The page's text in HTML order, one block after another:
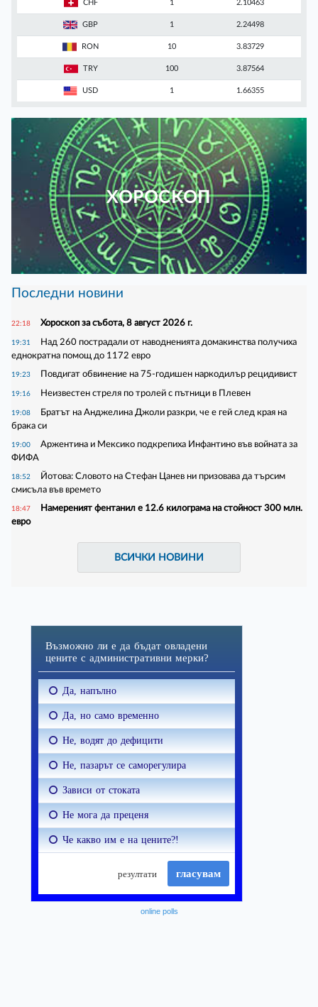
CHF 1 2.10463
GBP 1 2.24498
RON 10 3.83729
TRY 100 3.87564
USD 1 1.66355
ХОРОСКОП
Последни новини
22:18 Хороскоп за събота, 8 август 2026 г.
19:31
Над 260 пострадали от наводненията домакинства получиха
еднократна помощ до 1172 евро
19:23 Повдигат обвинение на 75-годишен наркодилър рецидивист
19:16 Неизвестен стреля по тролей с пътници в Плевен
19:08
Братът на Анджелина Джоли разкри, че е гей след края на
брака си
19:00
Аржентина и Мексико подкрепиха Инфантино във войната за
ФИФА
18:52
Йотова: Словото на Стефан Цанев ни призовава да търсим
смисъла във времето
18:47
Намереният фентанил е 12.6 килограма на стойност 300 млн.
евро
ВСИЧКИ НОВИНИ
online polls